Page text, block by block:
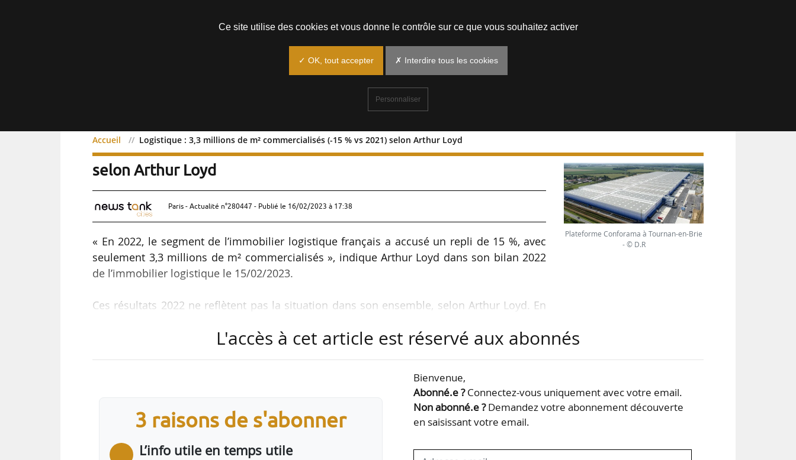
Accueil Logistique : 3,3 millions de m² commercialisés (-15 % vs 2021) selon Arthur Loyd
Logistique : 3,3 millions de m² commercialisés (-15 % vs 2021)
selon Arthur Loyd
Paris - Actualité n°280447 - Publié le 16/02/2023 à 17:38
« En 2022, le segment de l’immobilier logistique français a accusé un repli de 15 %, avec
seulement 3,3 millions de m² commercialisés », indique Arthur Loyd dans son bilan 2022
de l’immobilier logistique le 15/02/2023.
Ces résultats 2022 ne reflètent pas la situation dans son ensemble, selon Arthur Loyd. En
demande totale. Le secteur francilien est resté stable avec 964 000 m² commercialisés,
baisse, la demande placée ne dépassant pas les 864 000 m², soit en deçà des chiffres de
Plateforme Conforama à Tournan-en-Brie
- © D.R
L'accès à cet article est réservé aux abonnés
3 raisons de s'abonner
L’info utile en temps utile
Bienvenue,
Abonné.e ?Connectez-vous uniquement avec votre email.
Non abonné.e ?Demandez votre abonnement découverte
en saisissant votre email.
Ce site utilise des cookies et vous donne le contrôle sur ce que vous souhaitez activer
✓ OK, tout accepter ✗ Interdire tous les cookies
Personnaliser